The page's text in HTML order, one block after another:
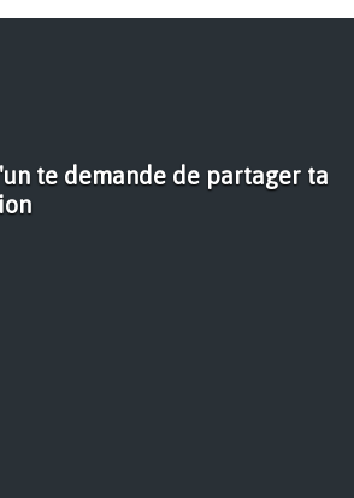
te demande de partager ta